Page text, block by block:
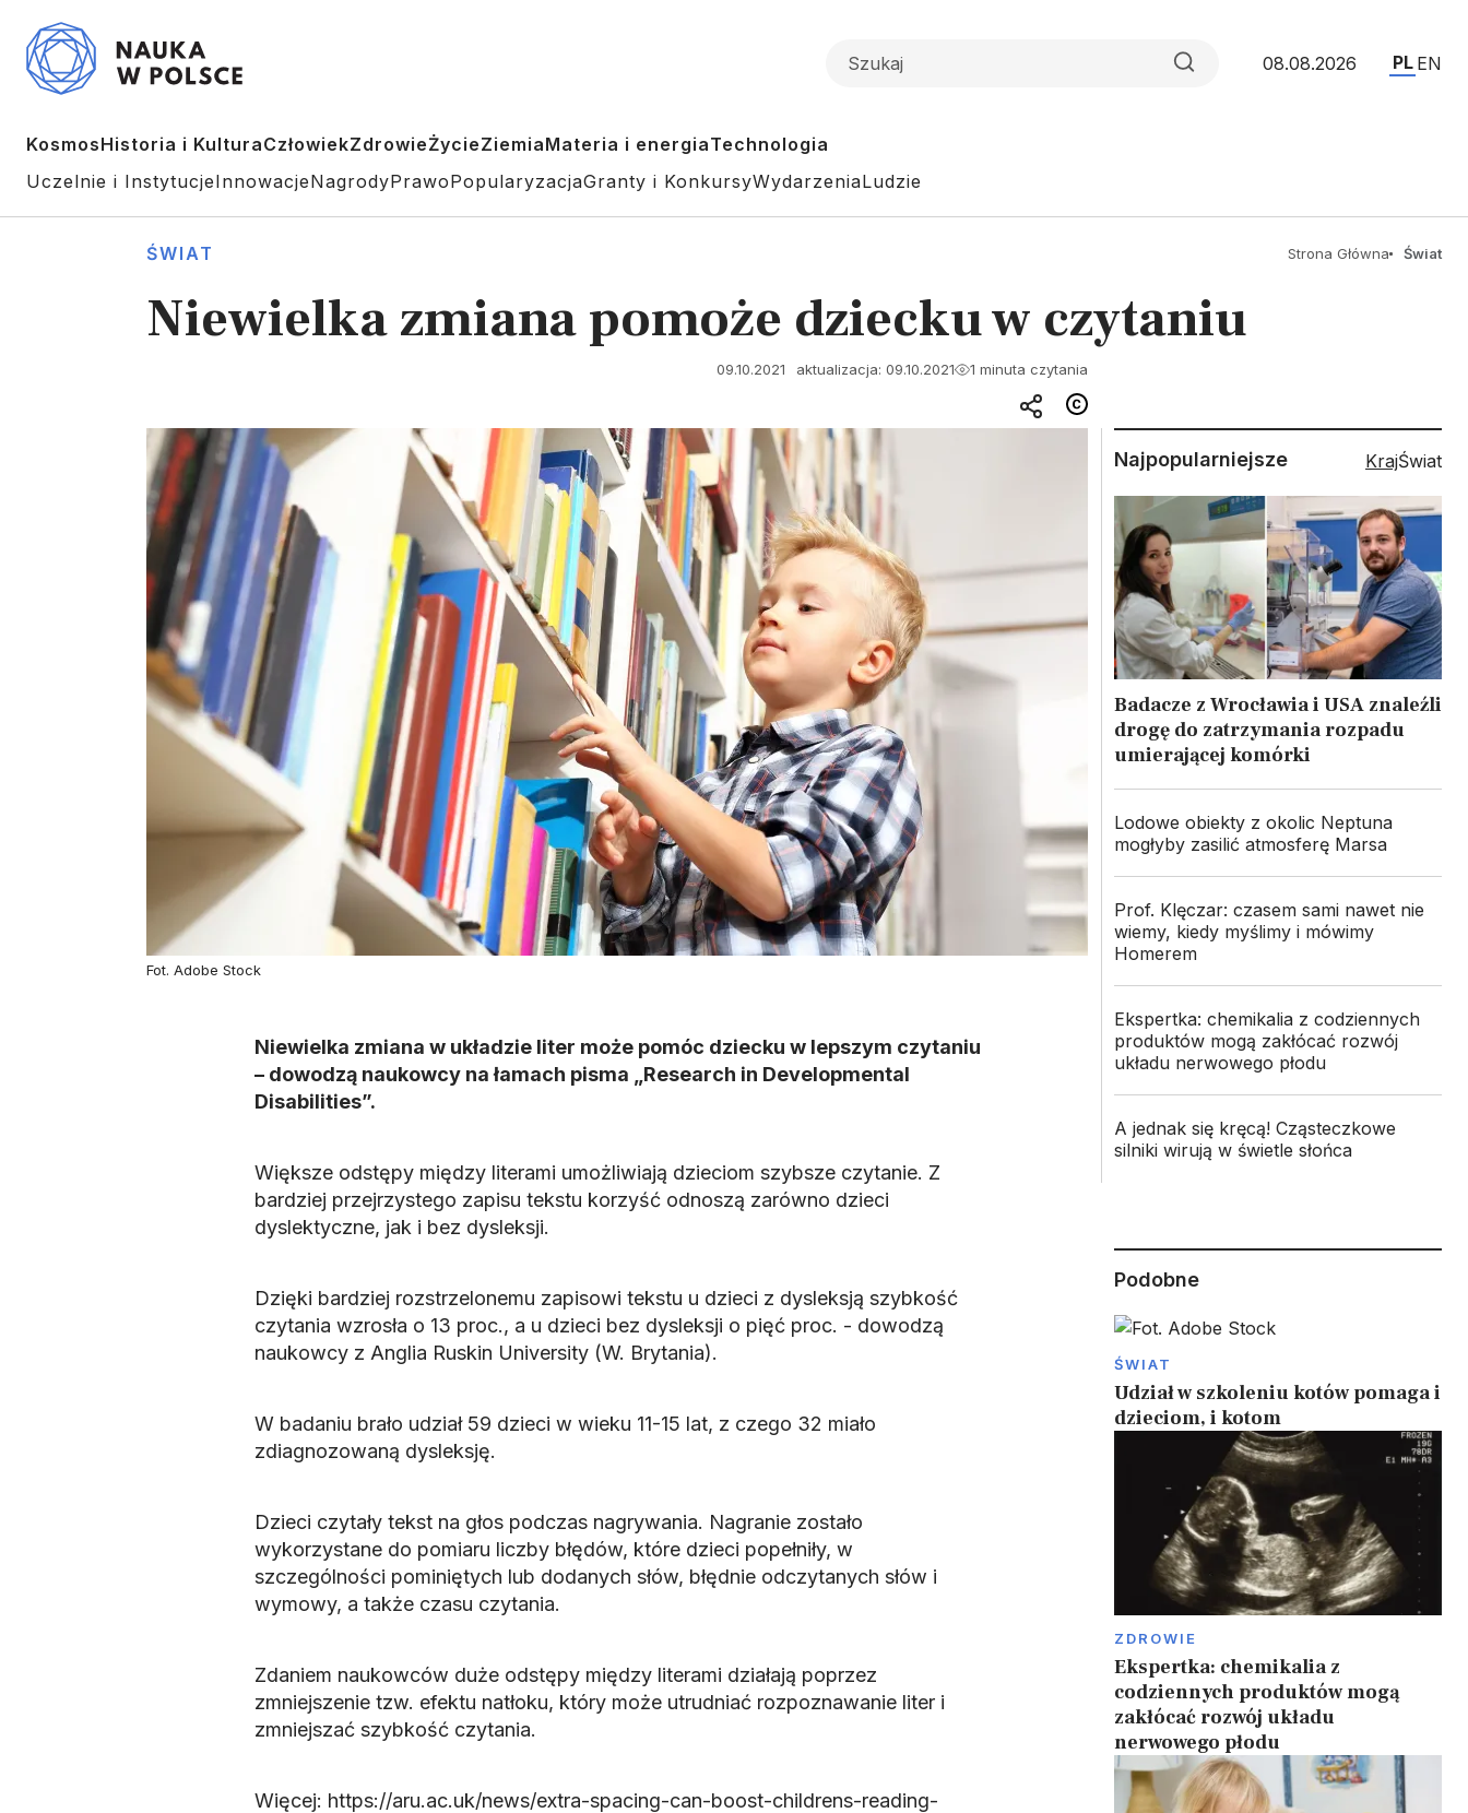
08.08.2026 PL EN
KosmosHistoria i KulturaCzłowiekZdrowieŻycieZiemiaMateria i energiaTechnologia
Uczelnie i InstytucjeInnowacjeNagrodyPrawoPopularyzacjaGranty i KonkursyWydarzeniaLudzie
ŚWIAT Strona Główna Świat
Niewielka zmiana pomoże dziecku w czytaniu
09.10.2021 aktualizacja: 09.10.2021 1 minuta czytania
Fot. Adobe Stock
Niewielka zmiana w układzie liter może pomóc dziecku w lepszym czytaniu
– dowodzą naukowcy na łamach pisma „Research in Developmental
Disabilities”.
Większe odstępy między literami umożliwiają dzieciom szybsze czytanie. Z
bardziej przejrzystego zapisu tekstu korzyść odnoszą zarówno dzieci
dyslektyczne, jak i bez dysleksji.
Dzięki bardziej rozstrzelonemu zapisowi tekstu u dzieci z dysleksją szybkość
czytania wzrosła o 13 proc., a u dzieci bez dysleksji o pięć proc. - dowodzą
naukowcy z Anglia Ruskin University (W. Brytania).
W badaniu brało udział 59 dzieci w wieku 11-15 lat, z czego 32 miało
zdiagnozowaną dysleksję.
Dzieci czytały tekst na głos podczas nagrywania. Nagranie zostało
wykorzystane do pomiaru liczby błędów, które dzieci popełniły, w
szczególności pominiętych lub dodanych słów, błędnie odczytanych słów i
wymowy, a także czasu czytania.
Zdaniem naukowców duże odstępy między literami działają poprzez
zmniejszenie tzw. efektu natłoku, który może utrudniać rozpoznawanie liter i
zmniejszać szybkość czytania.
Więcej: https://aru.ac.uk/news/extra-spacing-can-boost-childrens-reading-
Najpopularniejsze KrajŚwiat
Badacze z Wrocławia i USA znaleźli
drogę do zatrzymania rozpadu
umierającej komórki
Lodowe obiekty z okolic Neptuna
mogłyby zasilić atmosferę Marsa
Prof. Klęczar: czasem sami nawet nie
wiemy, kiedy myślimy i mówimy
Homerem
Ekspertka: chemikalia z codziennych
produktów mogą zakłócać rozwój
układu nerwowego płodu
A jednak się kręcą! Cząsteczkowe
silniki wirują w świetle słońca
Podobne
ŚWIAT
Udział w szkoleniu kotów pomaga i
dzieciom, i kotom
ZDROWIE
Ekspertka: chemikalia z
codziennych produktów mogą
zakłócać rozwój układu
nerwowego płodu